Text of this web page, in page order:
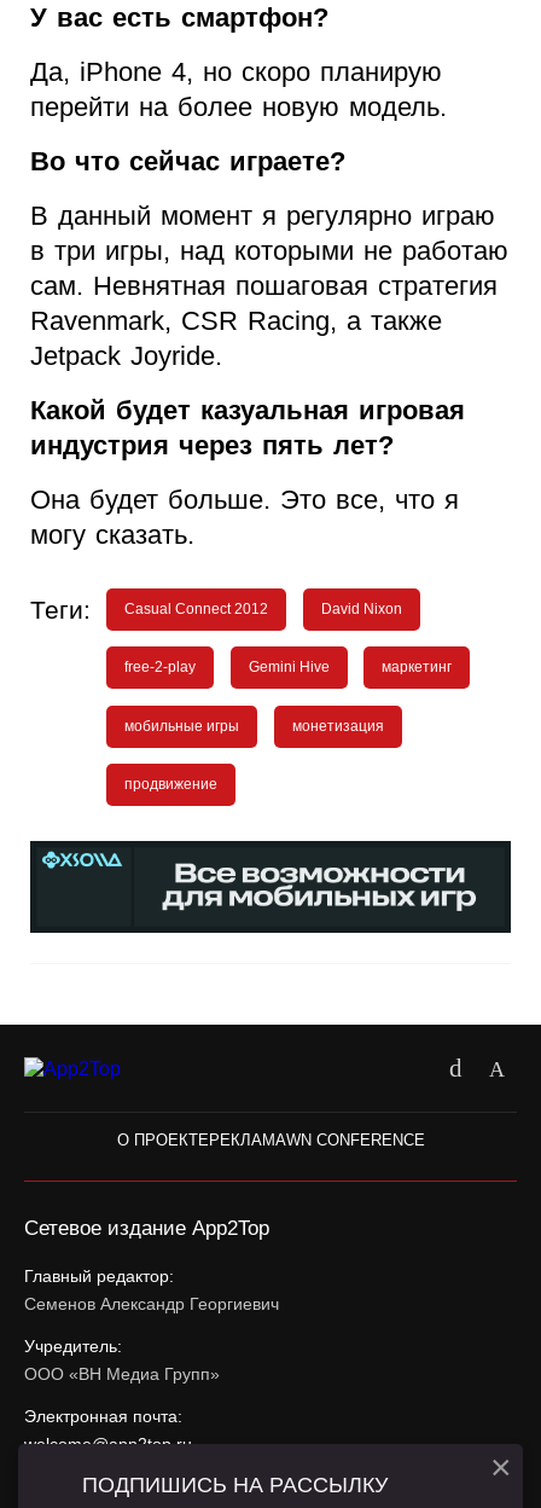
У вас есть смартфон?
Да, iPhone 4, но скоро планирую
перейти на более новую модель.
Во что сейчас играете?
В данный момент я регулярно играю
в три игры, над которыми не работаю
сам. Невнятная пошаговая стратегия
Ravenmark, CSR Racing, а также
Jetpack Joyride.
Какой будет казуальная игровая
индустрия через пять лет?
Она будет больше. Это все, что я
могу сказать.
Теги: Casual Connect 2012 David Nixon
free-2-play Gemini Hive маркетинг
мобильные игры монетизация
продвижение
О ПРОЕКТЕРЕКЛАМАWN CONFERENCE
Сетевое издание App2Top
Главный редактор:
Семенов Александр Георгиевич
Учредитель:
ООО «ВН Медиа Групп»
Электронная почта:
welcome@app2top.ru
При использовании материалов активная ссылка на
ПОДПИШИСЬ НА РАССЫЛКУ ×